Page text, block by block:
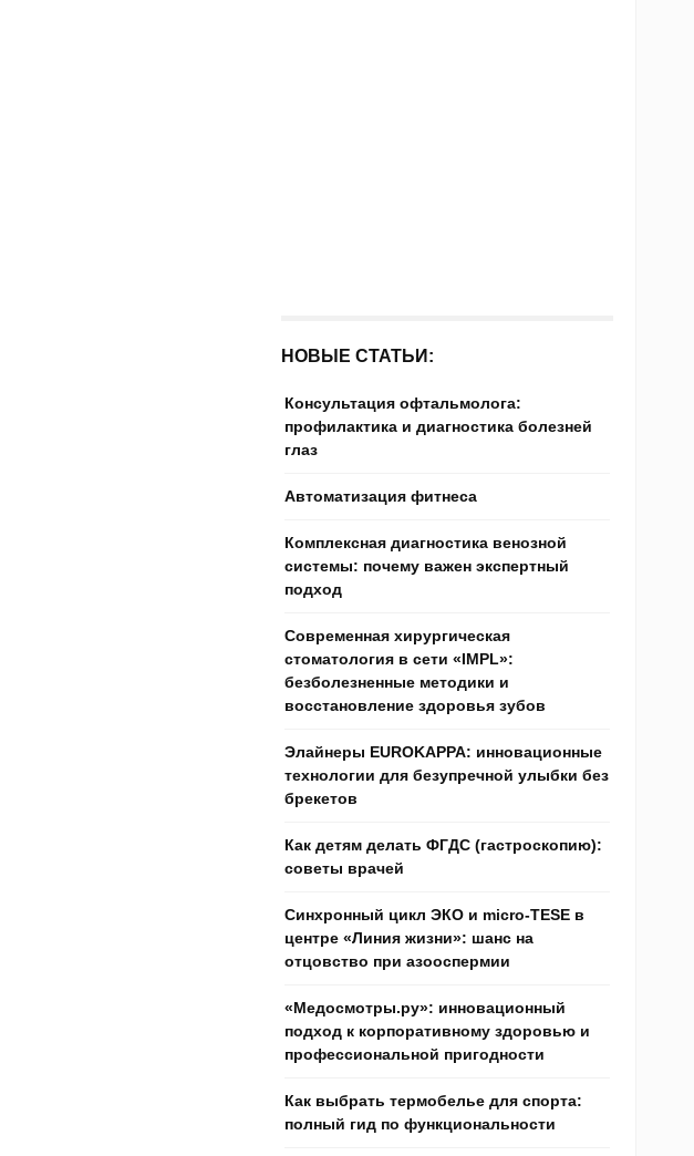
НОВЫЕ СТАТЬИ:
Консультация офтальмолога:
профилактика и диагностика болезней
глаз
Автоматизация фитнеса
Комплексная диагностика венозной
системы: почему важен экспертный
подход
Современная хирургическая
стоматология в сети «IMPL»:
безболезненные методики и
восстановление здоровья зубов
Элайнеры EUROKAPPA: инновационные
технологии для безупречной улыбки без
брекетов
Как детям делать ФГДС (гастроскопию):
советы врачей
Синхронный цикл ЭКО и micro-TESE в
центре «Линия жизни»: шанс на
отцовство при азооспермии
«Медосмотры.ру»: инновационный
подход к корпоративному здоровью и
профессиональной пригодности
Как выбрать термобелье для спорта:
полный гид по функциональности